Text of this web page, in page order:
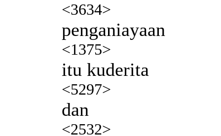
<3634>
penganiayaan
<1375>
itu kuderita
<5297>
dan
<2532>